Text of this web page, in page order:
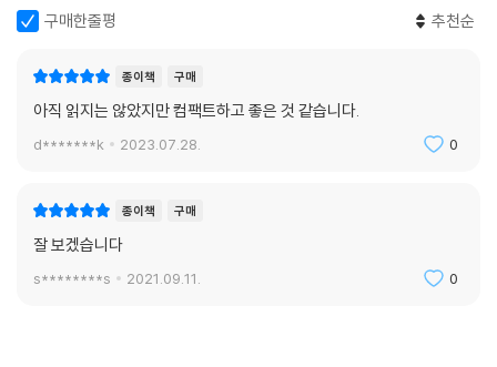
구매한줄평 추천순
종이책 구매
아직 읽지는 않았지만 컴팩트하고 좋은 것 같습니다.
d*******k 2023.07.28. 0
종이책 구매
잘 보겠습니다
s********s 2021.09.11. 0